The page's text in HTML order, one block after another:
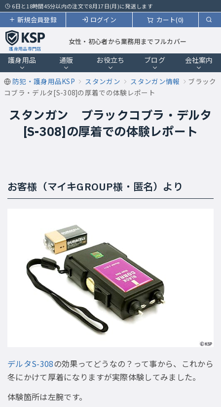
6日と18時間45分以内の注文で8月17日(月)に発送します
カート(0)
ログイン
新規会員登録
護身用品専門店
女性・初心者から業務用までフルカバー
護身用品 通販 お役立ち ブログ 会社案内
防犯・護身用品KSP スタンガン スタンガン情報
ブラック
コブラ・デルタ[S-308]の厚着での体験レポート
スタンガン ブラックコブラ・デルタ
[S-308]の厚着での体験レポート
お客様（マイキGROUP様・匿名）より
デルタS-308の効果ってどうなの？って事から、これから
冬にかけて厚着になりますが実際体験してみました。
体験箇所は左腕です。